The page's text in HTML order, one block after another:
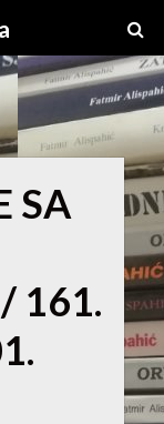
SA
161.